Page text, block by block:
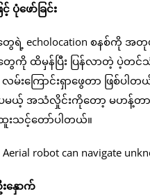
ပုံဖော်ခြင်း
ရဲ့ echolocation စနစ်ကို အတု
ေကို ထိမှန်ပြီး ပြန်လာတဲ့ ပဲ့တ
မ်းကြောင်းရှာဖွေတာ ဖြစ်ပ
မယ့် အသံလှိုင်းကိုတော့ မဟန့်တား
သင့်တော်ပါတယ်။
နှောက်